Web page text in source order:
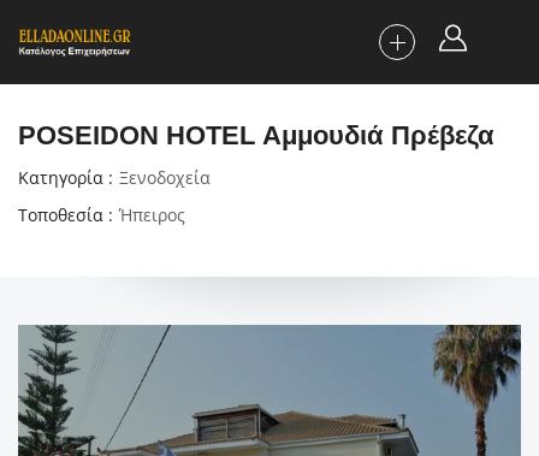
POSEIDON HOTEL Αμμουδιά Πρέβεζα
Κατηγορία
Ξενοδοχεία
Τοποθεσία
Ήπειρος